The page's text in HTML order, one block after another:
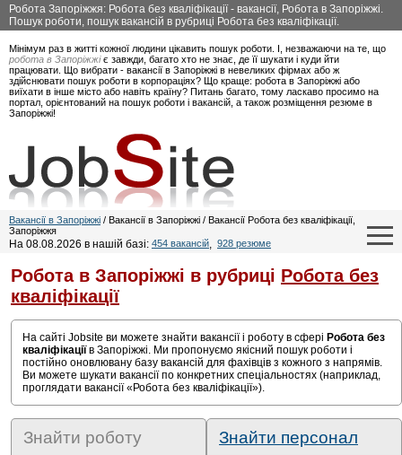
Робота Запоріжжя: Робота без кваліфікації - вакансії, Робота в Запоріжжі.
Пошук роботи, пошук вакансій в рубриці Робота без кваліфікації.
Мінімум раз в житті кожної людини цікавить пошук роботи. І, незважаючи на те, що
робота в Запоріжжіє завжди, багато хто не знає, де її шукати і куди йти
працювати. Що вибрати - вакансії в Запоріжжі в невеликих фірмах або ж
здійснювати пошук роботи в корпораціях? Що краще: робота в Запоріжжі або
виїхати в інше місто або навіть країну? Питань багато, тому ласкаво просимо на
портал, орієнтований на пошук роботи і вакансій, а також розміщення резюме в
Запоріжжі!
Вакансії в Запоріжжі / Вакансії в Запоріжжі / Вакансії Робота без кваліфікації,
Запоріжжя
На 08.08.2026 в нашій базі: 454 вакансій, 928 резюме
Робота в Запоріжжі в рубриці Робота без
кваліфікації
На сайті Jobsite ви можете знайти вакансії і роботу в сфері Робота без
кваліфікаціїв Запоріжжі. Ми пропонуємо якісний пошук роботи і
постійно оновлювану базу вакансій для фахівців з кожного з напрямів.
Ви можете шукати вакансії по конкретних спеціальностях (наприклад,
проглядати вакансії «Робота без кваліфікації»).
Знайти роботу Знайти персонал